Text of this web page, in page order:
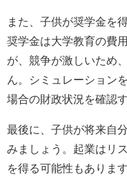
また、子供が奨学金を
奨学金は大学教育の費
が、競争が激しいため
ん。シミュレーション
場合の財政状況を確認
最後に、子供が将来自
みましょう。起業はリ
を得る可能性もありま